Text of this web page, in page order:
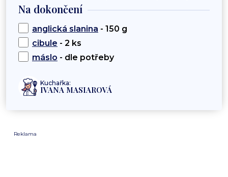
Na dokončení
anglická slanina - 150 g
cibule - 2 ks
máslo - dle potřeby
Kuchařka:
IVANA MASIAROVÁ
Reklama